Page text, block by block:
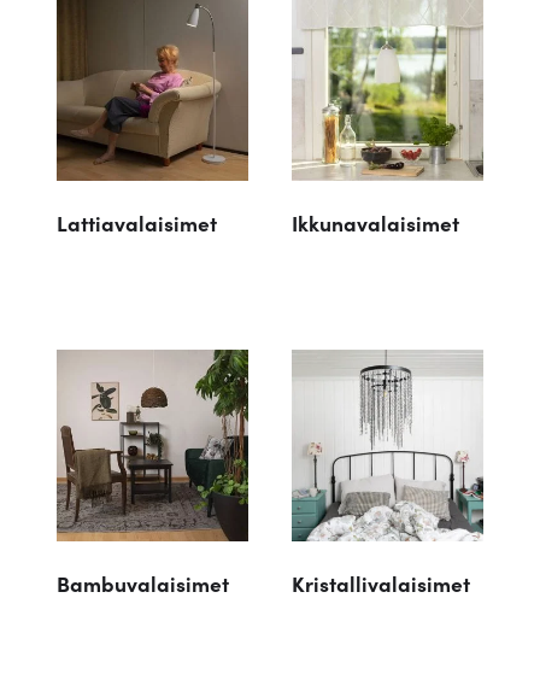
Lattiavalaisimet Ikkunavalaisimet
Bambuvalaisimet Kristallivalaisimet